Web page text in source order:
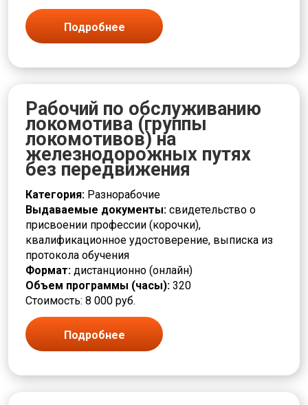
Подробнее
Рабочий по обслуживанию
локомотива (группы
локомотивов) на
железнодорожных путях
без передвижения
Категория: Разнорабочие
Выдаваемые документы: свидетельство о
присвоении профессии (корочки),
квалификационное удостоверение, выписка из
протокола обучения
Формат: дистанционно (онлайн)
Объем программы (часы): 320
Стоимость: 8 000 руб.
Подробнее